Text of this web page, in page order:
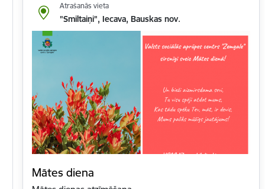
Atrašanās vieta
"Smiltaiņi", Iecava, Bauskas nov.
Mātes diena